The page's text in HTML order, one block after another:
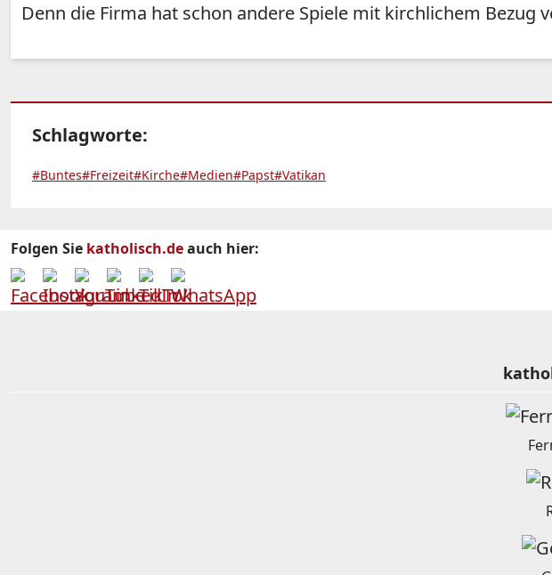
Denn die Firma hat schon andere Spiele mit kirchlichem Bezug
Schlagworte:
#Buntes#Freizeit#Kirche#Medien#Papst#Vatikan
Folgen Sie katholisch.deauch hier: